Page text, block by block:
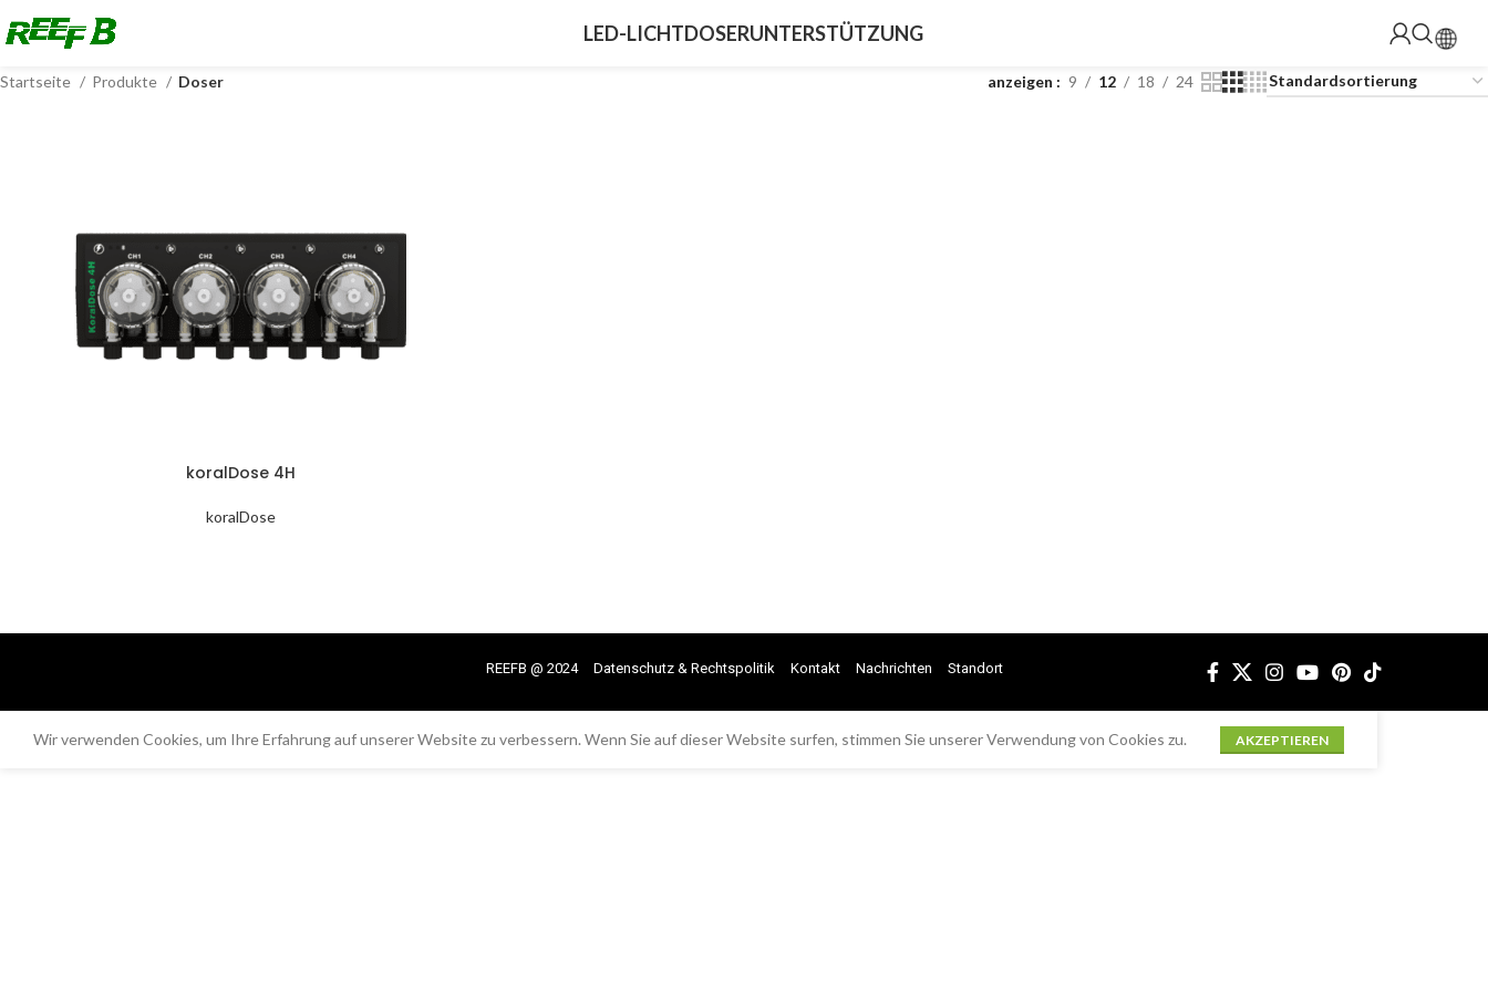
LED-LICHTDOSERUNTERSTÜTZUNG
Startseite Produkte Doser anzeigen 9 12 18 24
koralDose 4H
koralDose
REEFB @ 2024 Datenschutz & Rechtspolitik Kontakt Nachrichten Standort
Wir verwenden Cookies, um Ihre Erfahrung auf unserer Website zu verbessern. Wenn Sie auf dieser Website surfen, stimmen Sie unserer Verwendung von Cookies zu. AKZEPTIEREN